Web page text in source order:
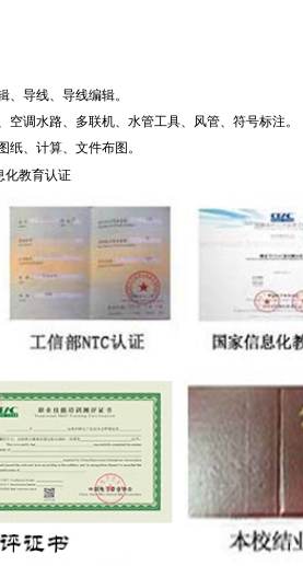
导线、导线编辑。
调水路、多联机、水管工具、风管、符号标注。
纸、计算、文件布图。
化教育认证